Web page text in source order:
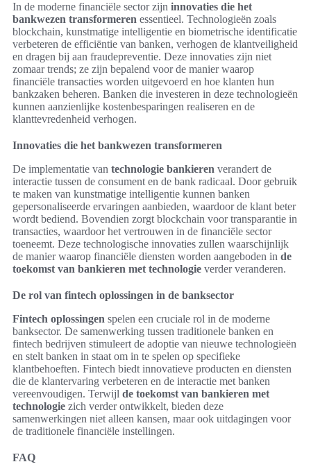
In de moderne financiële sector zijn innovaties die het
bankwezen transformeren essentieel. Technologieën zoals
blockchain, kunstmatige intelligentie en biometrische identificatie
verbeteren de efficiëntie van banken, verhogen de klantveiligheid
en dragen bij aan fraudepreventie. Deze innovaties zijn niet
zomaar trends; ze zijn bepalend voor de manier waarop
financiële transacties worden uitgevoerd en hoe klanten hun
bankzaken beheren. Banken die investeren in deze technologieën
kunnen aanzienlijke kostenbesparingen realiseren en de
klanttevredenheid verhogen.
Innovaties die het bankwezen transformeren
De implementatie van technologie bankieren verandert de
interactie tussen de consument en de bank radicaal. Door gebruik
te maken van kunstmatige intelligentie kunnen banken
gepersonaliseerde ervaringen aanbieden, waardoor de klant beter
wordt bediend. Bovendien zorgt blockchain voor transparantie in
transacties, waardoor het vertrouwen in de financiële sector
toeneemt. Deze technologische innovaties zullen waarschijnlijk
de manier waarop financiële diensten worden aangeboden in de
toekomst van bankieren met technologie verder veranderen.
De rol van fintech oplossingen in de banksector
Fintech oplossingen spelen een cruciale rol in de moderne
banksector. De samenwerking tussen traditionele banken en
fintech bedrijven stimuleert de adoptie van nieuwe technologieën
en stelt banken in staat om in te spelen op specifieke
klantbehoeften. Fintech biedt innovatieve producten en diensten
die de klantervaring verbeteren en de interactie met banken
vereenvoudigen. Terwijl de toekomst van bankieren met
technologie zich verder ontwikkelt, bieden deze
samenwerkingen niet alleen kansen, maar ook uitdagingen voor
de traditionele financiële instellingen.
FAQ